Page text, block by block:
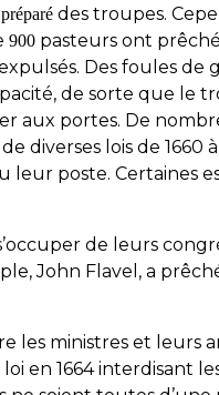
préparé des troupes.
900 pasteurs ont
Des foules de
de sorte que le
aux portes. De
diverses lois de 1660 à
leur poste. Certaines
de leurs
John Flavel, a
les ministres et leurs
en 1664 interdisant